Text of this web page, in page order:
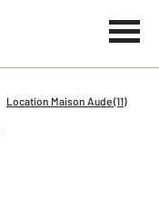
Location Maison Aude (11)